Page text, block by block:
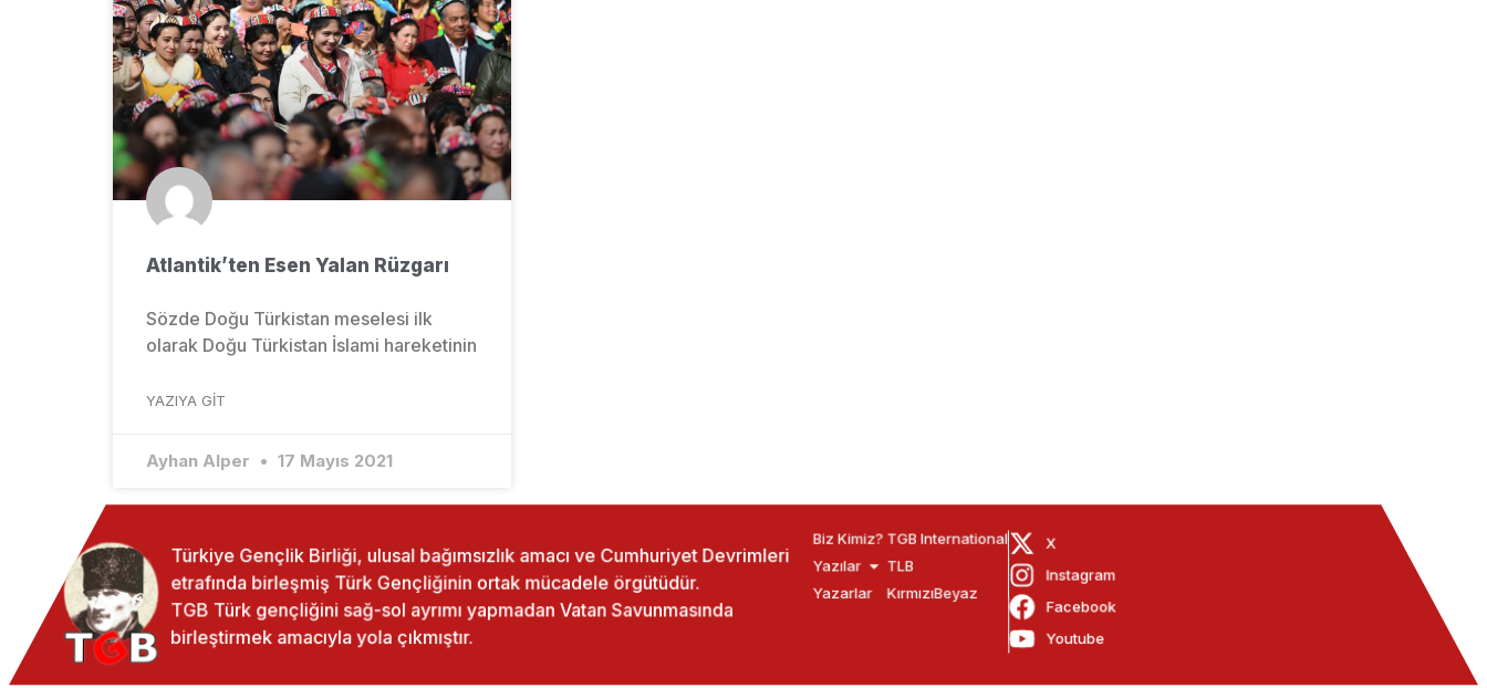
Atlantik’ten Esen Yalan Rüzgarı
Sözde Doğu Türkistan meselesi ilk
olarak Doğu Türkistan İslami hareketinin
YAZIYA GIT
Ayhan Alper 17 Mayıs 2021
Türkiye Gençlik Birliği, ulusal bağımsızlık amacı ve Cumhuriyet Devrimleri
etrafında birleşmiş Türk Gençliğinin ortak mücadele örgütüdür.
TGB Türk gençliğini sağ-sol ayrımı yapmadan Vatan Savunmasında
birleştirmek amacıyla yola çıkmıştır.
Biz Kimiz?
Yazılar
Yazarlar
TGB International
TLB
KırmızıBeyaz
X
Instagram
Facebook
Youtube